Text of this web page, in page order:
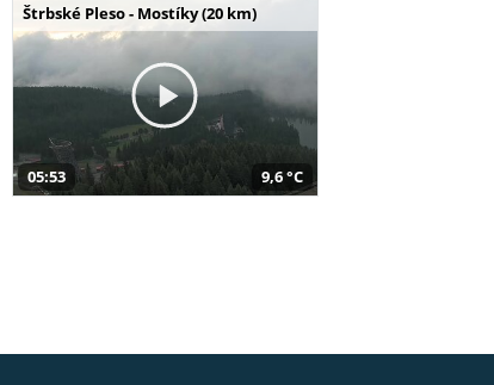
Štrbské Pleso - Mostíky (20 km)
05:53 9,6 °C